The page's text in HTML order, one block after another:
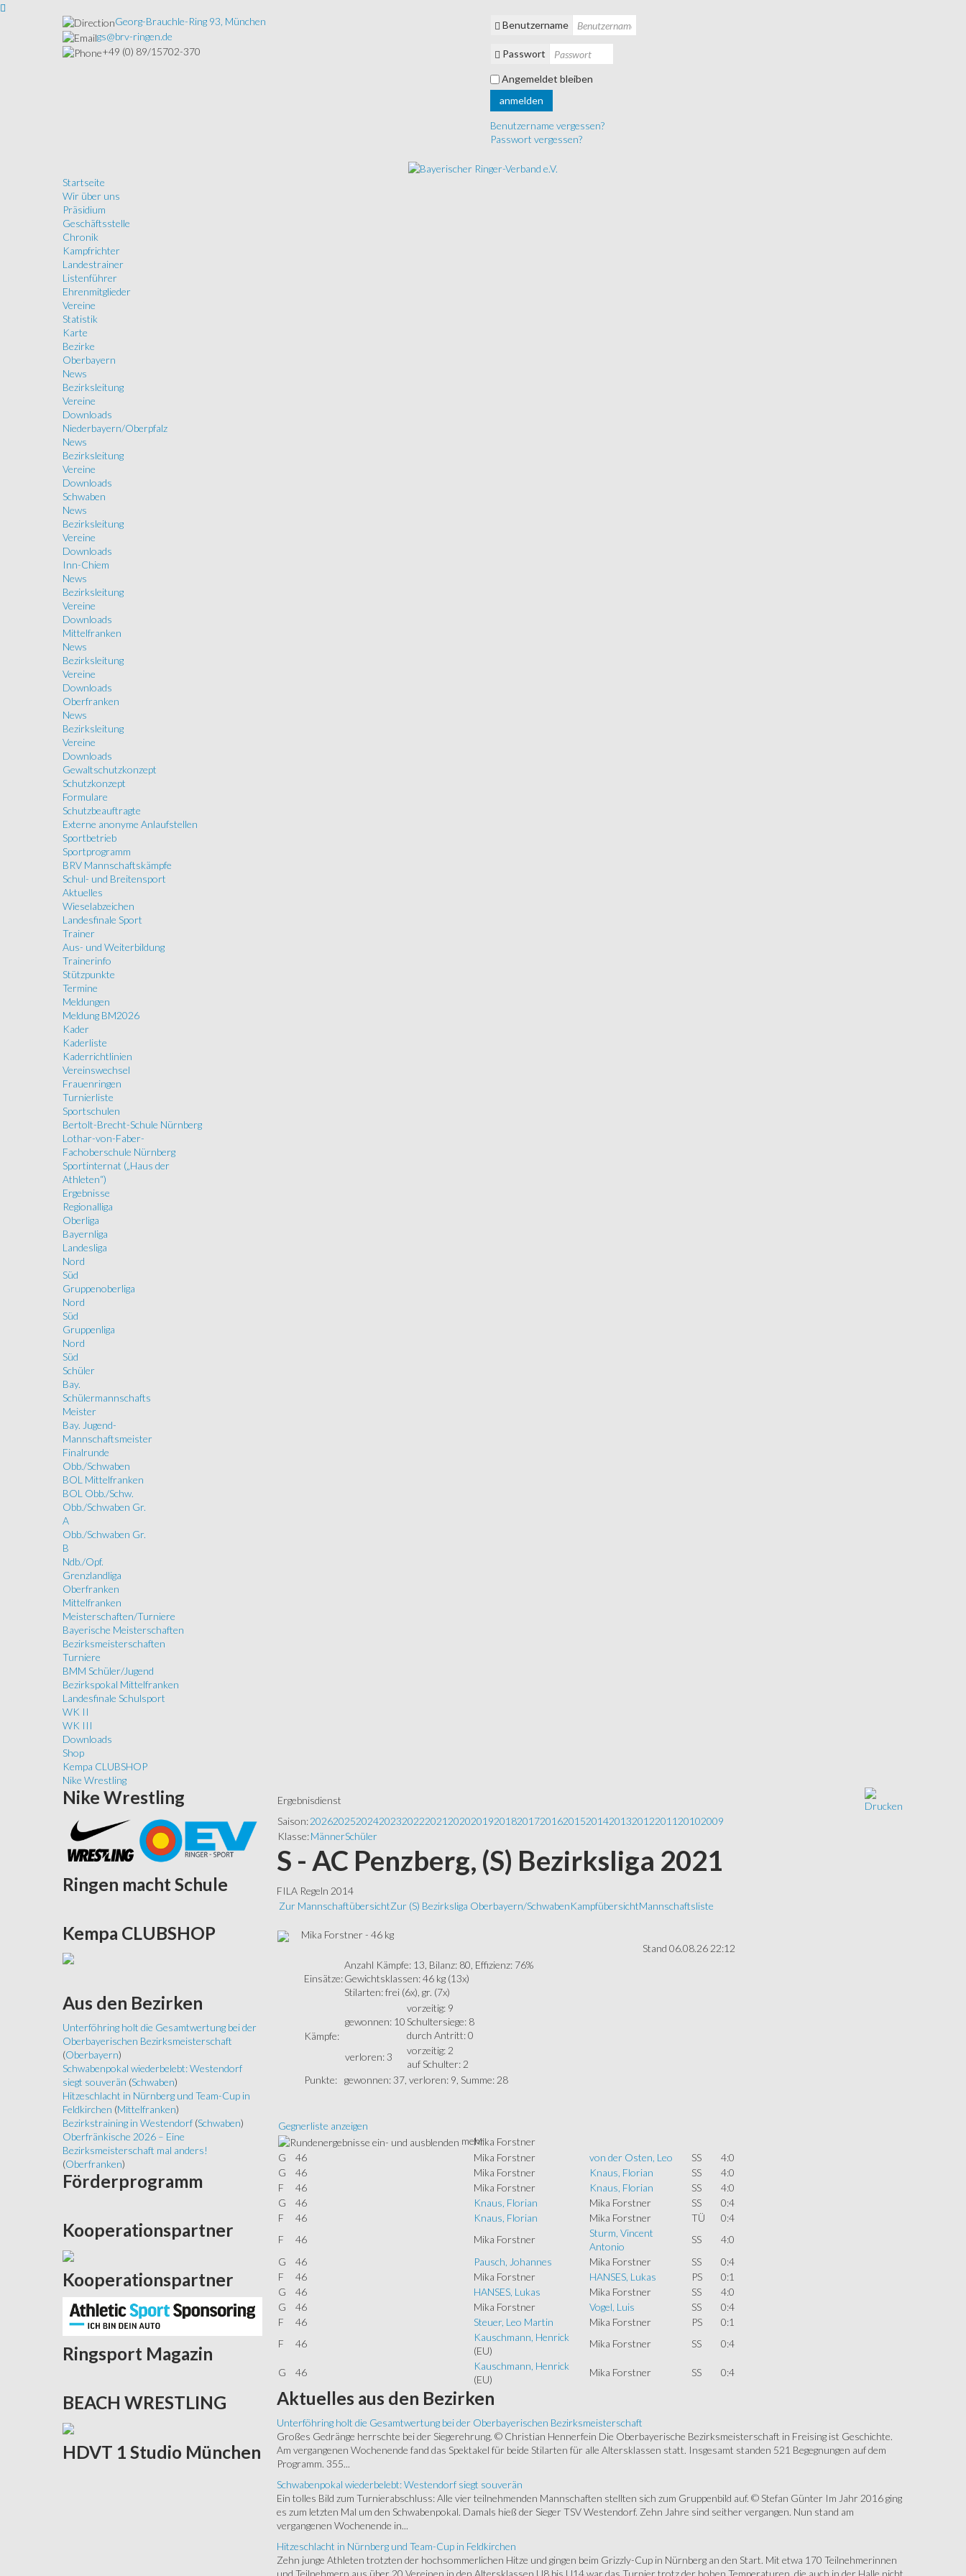
Georg-Brauchle-Ring 93, München
gs@brv-ringen.de
+49 (0) 89/15702-370
Benutzername
Passwort
Angemeldet bleiben
anmelden
Benutzername vergessen?
Passwort vergessen?
Startseite
Wir über uns
Präsidium
Geschäftsstelle
Chronik
Kampfrichter
Landestrainer
Listenführer
Ehrenmitglieder
Vereine
Statistik
Karte
Bezirke
Oberbayern
News
Bezirksleitung
Vereine
Downloads
Niederbayern/Oberpfalz
News
Bezirksleitung
Vereine
Downloads
Schwaben
News
Bezirksleitung
Vereine
Downloads
Inn-Chiem
News
Bezirksleitung
Vereine
Downloads
Mittelfranken
News
Bezirksleitung
Vereine
Downloads
Oberfranken
News
Bezirksleitung
Vereine
Downloads
Gewaltschutzkonzept
Schutzkonzept
Formulare
Schutzbeauftragte
Externe anonyme Anlaufstellen
Sportbetrieb
Sportprogramm
BRV Mannschaftskämpfe
Schul- und Breitensport
Aktuelles
Wieselabzeichen
Landesfinale Sport
Trainer
Aus- und Weiterbildung
Trainerinfo
Stützpunkte
Termine
Meldungen
Meldung BM2026
Kader
Kaderliste
Kaderrichtlinien
Vereinswechsel
Frauenringen
Turnierliste
Sportschulen
Bertolt-Brecht-Schule Nürnberg
Lothar-von-Faber-
Fachoberschule Nürnberg
Sportinternat („Haus der
Athleten“)
Ergebnisse
Regionalliga
Oberliga
Bayernliga
Landesliga
Nord
Süd
Gruppenoberliga
Nord
Süd
Gruppenliga
Nord
Süd
Schüler
Bay.
Schülermannschafts
Meister
Bay. Jugend-
Mannschaftsmeister
Finalrunde
Obb./Schwaben
BOL Mittelfranken
BOL Obb./Schw.
Obb./Schwaben Gr.
A
Obb./Schwaben Gr.
B
Ndb./Opf.
Grenzlandliga
Oberfranken
Mittelfranken
Meisterschaften/Turniere
Bayerische Meisterschaften
Bezirksmeisterschaften
Turniere
BMM Schüler/Jugend
Bezirkspokal Mittelfranken
Landesfinale Schulsport
WK II
WK III
Downloads
Shop
Kempa CLUBSHOP
Nike Wrestling
Ergebnisdienst
Saison: 202620252024202320222021 2020201920182017201620152014201320122011 20102009
Klasse: MännerSchüler
S - AC Penzberg, (S) Bezirksliga 2021
FILA Regeln 2014
Zur MannschaftübersichtZur (S) Bezirksliga Oberbayern/SchwabenKampfübersichtMannschaftsliste
Mika Forstner - 46 kg
Stand 06.08.26 22:12
Einsätze:
Anzahl Kämpfe: 13, Bilanz: 80, Effizienz: 76%
Gewichtsklassen: 46 kg (13x)
Stilarten: frei (6x), gr. (7x)
Kämpfe:
gewonnen: 10
vorzeitig: 9
Schultersiege: 8
durch Antritt: 0
verloren: 3
vorzeitig: 2
auf Schulter: 2
Punkte:
gewonnen: 37, verloren: 9, Summe: 28
Gegnerliste anzeigen
mehrMika Forstner
G
46 Mika Forstner von der Osten, Leo SS
4:0
G
46 Mika Forstner Knaus, Florian SS
4:0
F
46 Mika Forstner Knaus, Florian SS
4:0
G
46 Knaus, Florian Mika Forstner SS
0:4
F
46 Knaus, Florian Mika Forstner TÜ
0:4
F
46 Mika Forstner
Sturm, Vincent
Antonio
SS
4:0
G
46 Pausch, Johannes Mika Forstner SS
0:4
F
46 Mika Forstner HANSES, Lukas PS
0:1
G
46 HANSES, Lukas Mika Forstner SS
4:0
G
46 Mika Forstner Vogel, Luis SS
0:4
F
46 Steuer, Leo Martin Mika Forstner PS
0:1
F
46
Kauschmann, Henrick
(EU)
Mika Forstner SS 0:4
G 46
Kauschmann, Henrick
(EU)
Mika Forstner SS 0:4
Aktuelles aus den Bezirken
Unterföhring holt die Gesamtwertung bei der Oberbayerischen Bezirksmeisterschaft
Großes Gedränge herrschte bei der Siegerehrung. © Christian Hennerfein Die Oberbayerische Bezirksmeisterschaft in Freising ist Geschichte.
Am vergangenen Wochenende fand das Spektakel für beide Stilarten für alle Altersklassen statt. Insgesamt standen 521 Begegnungen auf dem
Programm. 355...
Schwabenpokal wiederbelebt: Westendorf siegt souverän
Ein tolles Bild zum Turnierabschluss: Alle vier teilnehmenden Mannschaften stellten sich zum Gruppenbild auf. © Stefan Günter Im Jahr 2016 ging
es zum letzten Mal um den Schwabenpokal. Damals hieß der Sieger TSV Westendorf. Zehn Jahre sind seither vergangen. Nun stand am
vergangenen Wochenende in...
Hitzeschlacht in Nürnberg und Team-Cup in Feldkirchen
Zehn junge Athleten trotzten der hochsommerlichen Hitze und gingen beim Grizzly-Cup in Nürnberg an den Start. Mit etwa 170 Teilnehmerinnen
und Teilnehmern aus über 20 Vereinen in den Altersklassen U8 bis U14 war das Turnier trotz der hohen Temperaturen, die auch in der Halle nicht
Nike Wrestling
Ringen macht Schule
Kempa CLUBSHOP
Aus den Bezirken
Unterföhring holt die Gesamtwertung bei der
Oberbayerischen Bezirksmeisterschaft
(Oberbayern)
Schwabenpokal wiederbelebt: Westendorf
siegt souverän (Schwaben)
Hitzeschlacht in Nürnberg und Team-Cup in
Feldkirchen (Mittelfranken)
Bezirkstraining in Westendorf (Schwaben)
Oberfränkische 2026 – Eine
Bezirksmeisterschaft mal anders!
(Oberfranken)
Förderprogramm
Kooperationspartner
Kooperationspartner
Ringsport Magazin
BEACH WRESTLING
HDVT 1 Studio München